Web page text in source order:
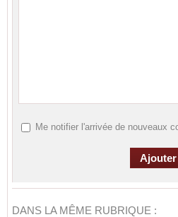
Me notifier l'arrivée de nouveaux
DANS LA MÊME RUBRIQUE :